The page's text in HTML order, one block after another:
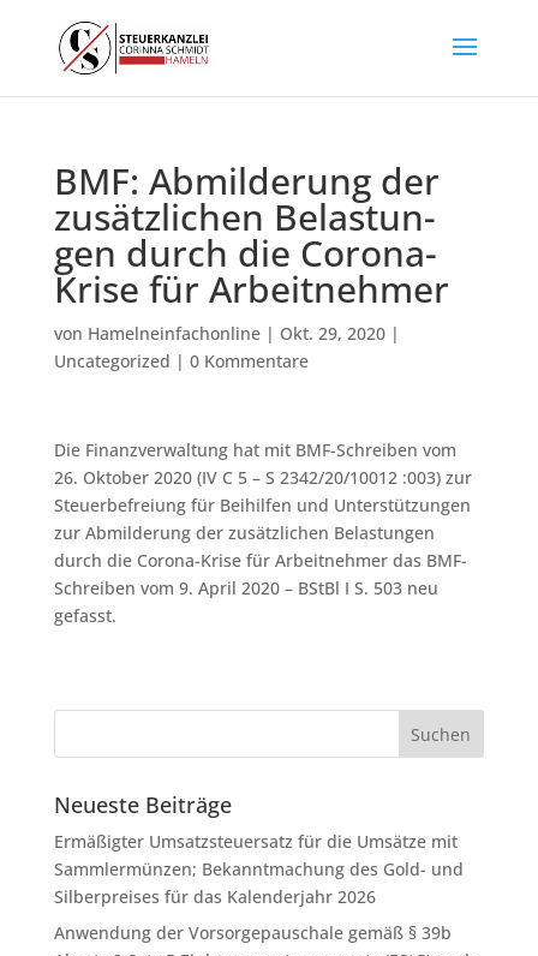
BMF: Ab­mil­de­rung der
zu­sätz­li­chen Be­las­tun­
gen durch die Co­ro­na-
Kri­se für Ar­beit­neh­mer
von Hamelneinfachonline| Okt. 29, 2020|
Uncategorized | 0 Kommentare
Die Finanzverwaltung hat mit BMF-Schreiben vom
26. Oktober 2020 (IV C 5 – S 2342/20/10012 :003) zur
Steuerbefreiung für Beihilfen und Unterstützungen
zur Ab­mil­de­rung der zu­sätz­li­chen Be­las­tun­gen
durch die Co­ro­na-Kri­se für Ar­beit­neh­mer das BMF-
Schreiben vom 9. April 2020 – BStBl I S. 503 neu
gefasst.
Neueste Beiträge
Ermäßigter Umsatzsteuersatz für die Umsätze mit
Sammlermünzen; Bekanntmachung des Gold- und
Silberpreises für das Kalenderjahr 2026
Anwendung der Vorsorgepauschale gemäß § 39b